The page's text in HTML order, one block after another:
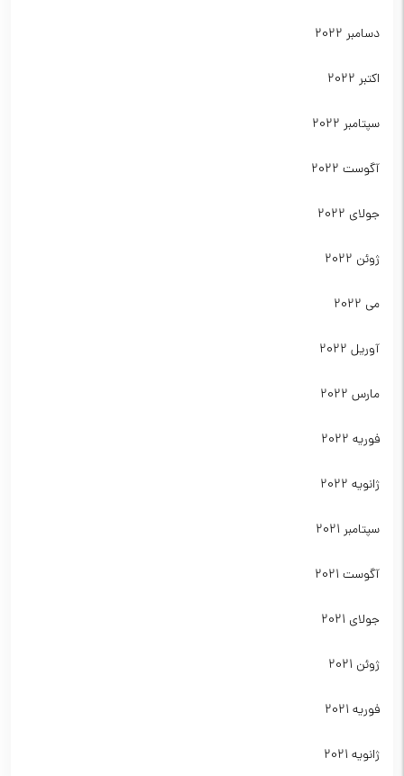
دسامبر 2022
اکتبر 2022
سپتامبر 2022
آگوست 2022
جولای 2022
ژوئن 2022
می 2022
آوریل 2022
مارس 2022
فوریه 2022
ژانویه 2022
سپتامبر 2021
آگوست 2021
جولای 2021
ژوئن 2021
فوریه 2021
ژانویه 2021